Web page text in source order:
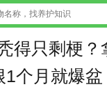
得只剩梗？
个月就爆盆